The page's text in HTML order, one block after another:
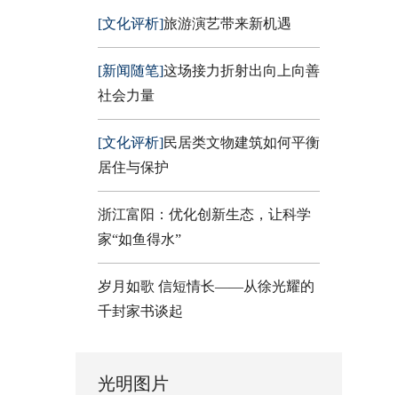
[文化评析]旅游演艺带来新机遇
[新闻随笔]这场接力折射出向上向善
社会力量
[文化评析]民居类文物建筑如何平衡
居住与保护
浙江富阳：优化创新生态，让科学
家“如鱼得水”
岁月如歌 信短情长——从徐光耀的
千封家书谈起
光明图片